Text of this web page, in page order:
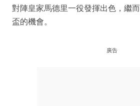
對陣皇家馬德里一役發揮出色，繼
盃的機會。
廣告